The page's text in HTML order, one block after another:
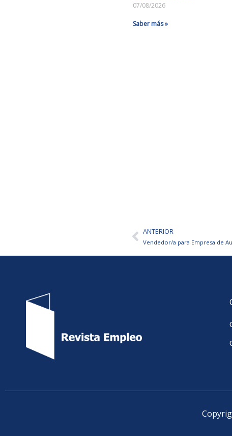
07/08/2026
Saber más »
AntANTERIOR
Vendedor/a para Empresa de